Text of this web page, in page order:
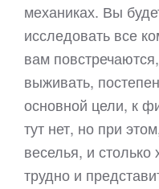
механиках. Вы
исследовать все
вам
выживать,
основной цели, к
тут нет, но при
веселья, и
трудно и